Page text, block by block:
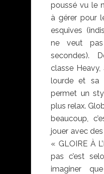
poussé vu le
à gérer pour
esquives
ne veut
secondes).
classe
lourde et sa
permet un
plus relax.
beaucoup,
jouer avec
« GLOIRE À
pas c’est
imaginer